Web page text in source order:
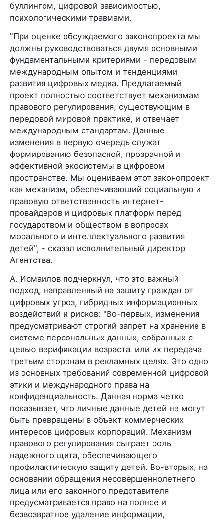
буллингом, цифровой зависимостью,
психологическими травмами.
"При оценке обсуждаемого законопроекта мы
должны руководствоваться двумя основными
фундаментальными критериями - передовым
международным опытом и тенденциями
развития цифровых медиа. Предлагаемый
проект полностью соответствует механизмам
правового регулирования, существующим в
передовой мировой практике, и отвечает
международным стандартам. Данные
изменения в первую очередь служат
формированию безопасной, прозрачной и
эффективной экосистемы в цифровом
пространстве. Мы оцениваем этот законопроект
как механизм, обеспечивающий социальную и
правовую ответственность интернет-
провайдеров и цифровых платформ перед
государством и обществом в вопросах
морального и интеллектуального развития
детей", - сказал исполнительный директор
Агентства.
А. Исмаилов подчеркнул, что это важный
подход, направленный на защиту граждан от
цифровых угроз, гибридных информационных
воздействий и рисков: "Во-первых, изменения
предусматривают строгий запрет на хранение в
системе персональных данных, собранных с
целью верификации возраста, или их передача
третьим сторонам в рекламных целях. Это одно
из основных требований современной цифровой
этики и международного права на
конфиденциальность. Данная норма четко
показывает, что личные данные детей не могут
быть превращены в объект коммерческих
интересов цифровых корпораций. Механизм
правового регулирования сыграет роль
надежного щита, обеспечивающего
профилактическую защиту детей. Во-вторых, на
основании обращения несовершеннолетнего
лица или его законного представителя
предусматривается право на полное и
безвозвратное удаление информации,